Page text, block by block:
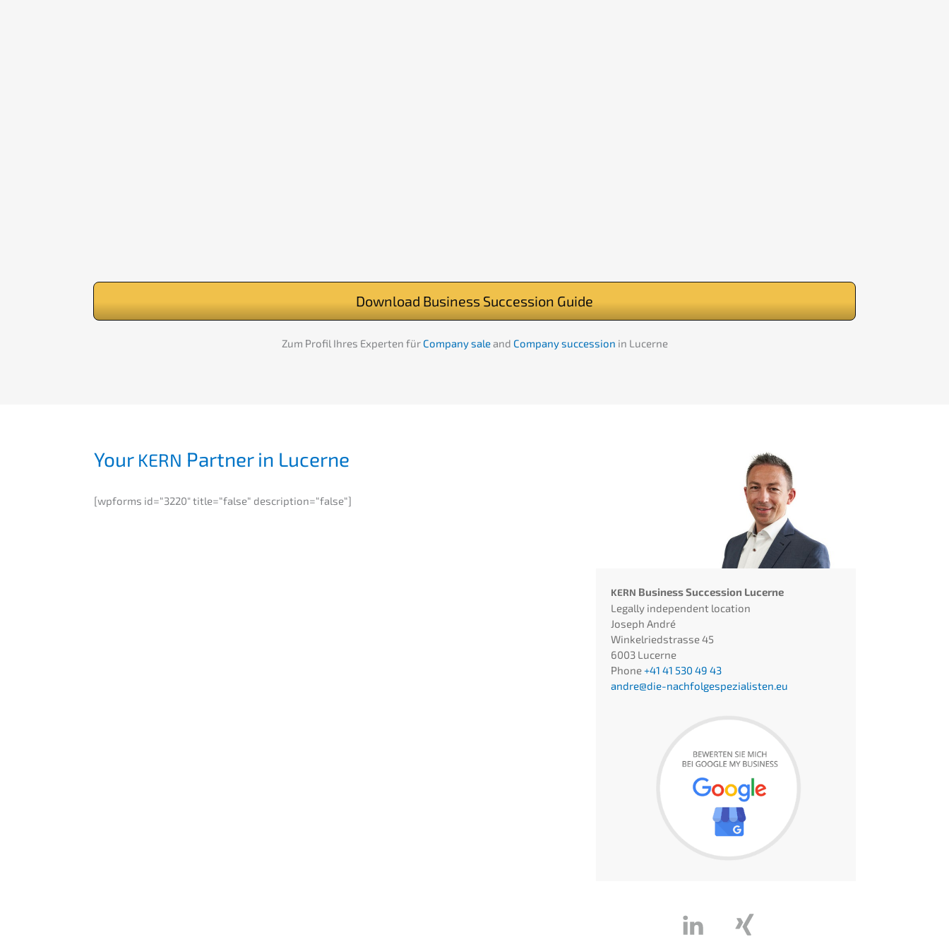
Download Business Succes­si­on Guide
Zum Profil Ihres Exper­ten für Compa­ny saleand Compa­ny succes­si­on in Lucerne
Your KERN Partner in Lucerne
[wpforms id=“3220″ title=“false“ description=“false“]
KERN Business Succes­si­on Lucer­ne
Legal­ly indepen­dent locati­on
Joseph André
Winkel­ried­stras­se 45
6003 Lucer­ne
Phone+41 41 530 49 43
andre@die-nachfolgespezialisten.eu